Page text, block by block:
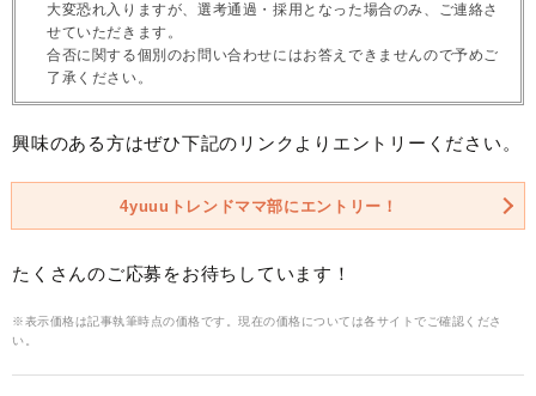
大変恐れ入りますが、選考通過・採用となった場合のみ、ご連絡さ
せていただきます。
合否に関する個別のお問い合わせにはお答えできませんので予めご
了承ください。
興味のある方はぜひ下記のリンクよりエントリーください。
4yuuuトレンドママ部にエントリー！
たくさんのご応募をお待ちしています！
※表示価格は記事執筆時点の価格です。現在の価格については各サイトでご確認くださ
い。